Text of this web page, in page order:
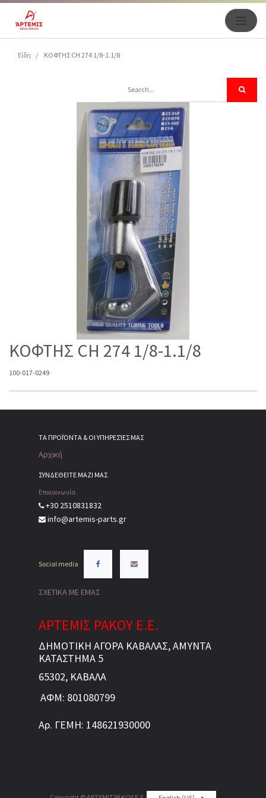
Είδη ΚΟΦΤΗΣ CH 274 1/8-1.1/8
ΚΟΦΤΗΣ CH 274 1/8-1.1/8
100-017-0249
ΤΑ ΠΡΟΪΌΝΤΑ & ΟΙ ΥΠΗΡΕΣΊΕΣ ΜΑΣ
Αρχική
ΣΥΝΔΕΘΕΙΤΕ ΜΑΖΙ ΜΑΣ
Επικοινωνία
+30 2510831832
info@artemis-parts.gr
Social media
ΣΧΕΤΙΚΑ ΜΕ ΕΜΑΣ
ΑΡΤΕΜΙΣ ΡΑΚΟΥ Ε.Ε.
ΔΗΜΟΤΙΚΗ ΑΓΟΡΑ ΚΑΒΑΛΑΣ, ΑΜΥΝΤΑ
ΚΑΤΑΣΤΗΜΑ 5
65302, ΚΑΒΑΛΑ
ΑΦΜ: 801080799
Αρ. ΓΕΜΗ: 148621930000